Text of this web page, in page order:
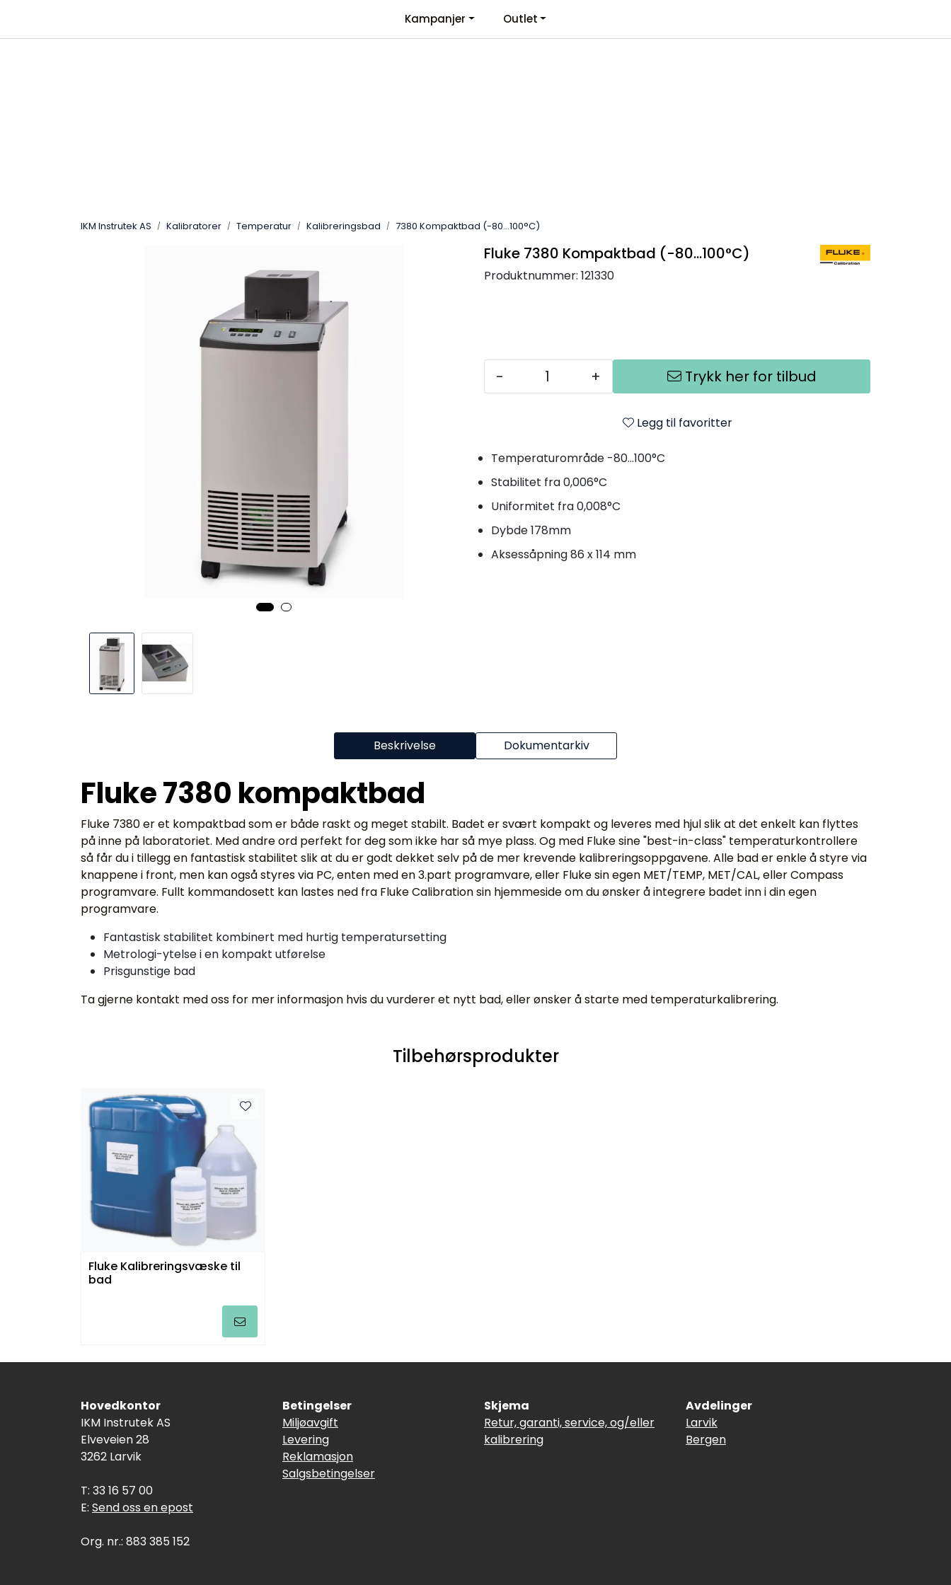
KontaktinformasjonKampanjer Outlet
IKM Instrutek AS Kalibratorer Temperatur Kalibreringsbad 7380 Kompaktbad (-80...100°C)
Fluke 7380 Kompaktbad (-80...100°C)
Produktnummer: 121330
- + Trykk her for tilbud
Legg til favoritter
Temperaturområde -80...100°C
Stabilitet fra 0,006°C
Uniformitet fra 0,008°C
Dybde 178mm
Aksessåpning 86 x 114 mm
Beskrivelse Dokumentarkiv
Fluke 7380 kompaktbad
Fluke 7380 er et kompaktbad som er både raskt og meget stabilt. Badet er svært kompakt og leveres med hjul slik at det enkelt kan flyttes
på inne på laboratoriet. Med andre ord perfekt for deg som ikke har så mye plass. Og med Fluke sine "best-in-class" temperaturkontrollere
så får du i tillegg en fantastisk stabilitet slik at du er godt dekket selv på de mer krevende kalibreringsoppgavene. Alle bad er enkle å styre via
knappene i front, men kan også styres via PC, enten med en 3.part programvare, eller Fluke sin egen MET/TEMP, MET/CAL, eller Compass
programvare. Fullt kommandosett kan lastes ned fra Fluke Calibration sin hjemmeside om du ønsker å integrere badet inn i din egen
programvare.
Fantastisk stabilitet kombinert med hurtig temperatursetting
Metrologi-ytelse i en kompakt utførelse
Prisgunstige bad
Ta gjerne kontakt med oss for mer informasjon hvis du vurderer et nytt bad, eller ønsker å starte med temperaturkalibrering.
Tilbehørsprodukter
Fluke Kalibreringsvæske til
bad
Hovedkontor
IKM Instrutek AS
Elveveien 28
3262 Larvik
T: 33 16 57 00
E: Send oss en epost
Org. nr.: 883 385 152
Betingelser
Miljøavgift
Levering
Reklamasjon
Salgsbetingelser
Skjema
Retur, garanti, service, og/eller
kalibrering
Avdelinger
Larvik
Bergen